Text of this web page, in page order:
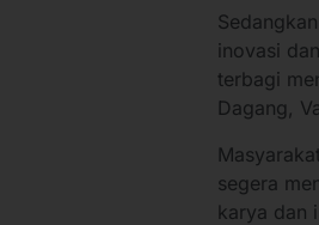
inovasi
terbagi
Dagang,
segera
karya dan